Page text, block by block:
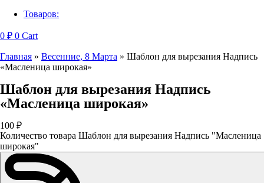
Товаров:
0 ₽ 0 Cart
Главная » Весенние, 8 Марта » Шаблон для вырезания Надпись
«Масленица широкая»
Шаблон для вырезания Надпись
«Масленица широкая»
100 ₽
Количество товара Шаблон для вырезания Надпись "Масленица
широкая"